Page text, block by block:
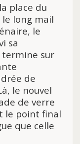
place du
long mail
le
sa
termine sur
de
le nouvel
de verre
le point final
que celle